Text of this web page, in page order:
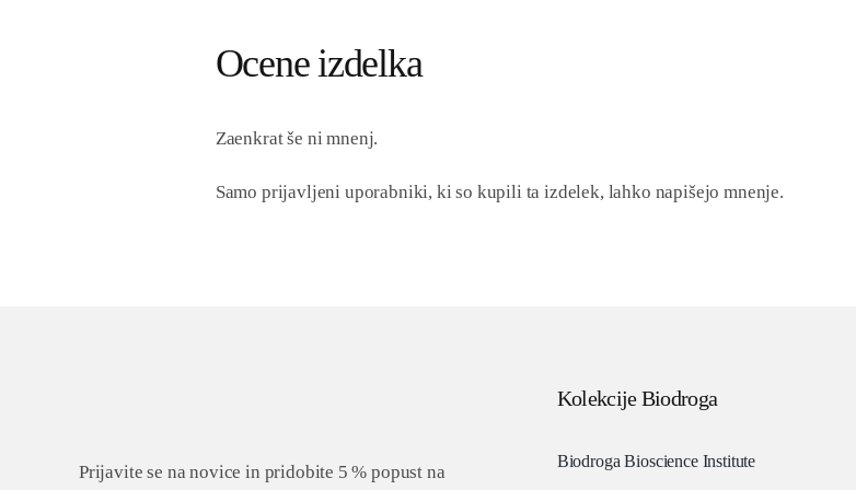
Ocene izdelka
Zaenkrat še ni mnenj.
Samo prijavljeni uporabniki, ki so kupili ta izdelek, lahko napišejo mnenje.
Prijavite se na novice in pridobite 5 % popust na
Kolekcije Biodroga
Biodroga Bioscience Institute